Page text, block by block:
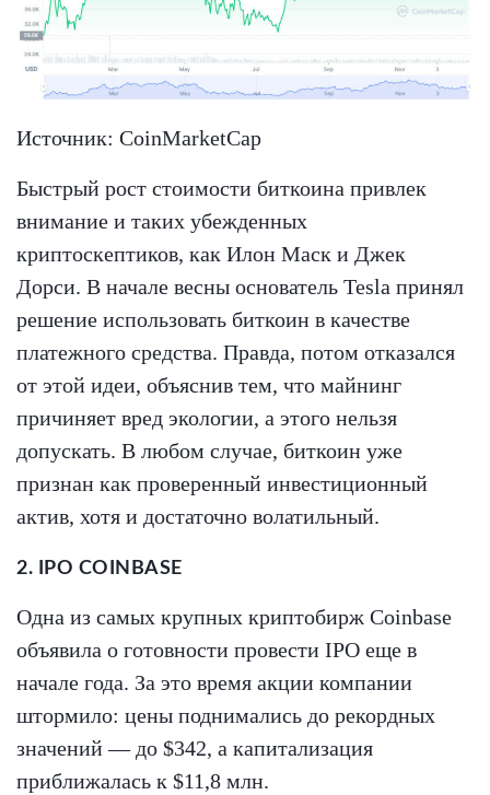
Источник: CoinMarketCap
Быстрый рост стоимости биткоина привлек
внимание и таких убежденных
криптоскептиков, как Илон Маск и Джек
Дорси. В начале весны основатель Tesla принял
решение использовать биткоин в качестве
платежного средства. Правда, потом отказался
от этой идеи, объяснив тем, что майнинг
причиняет вред экологии, а этого нельзя
допускать. В любом случае, биткоин уже
признан как проверенный инвестиционный
актив, хотя и достаточно волатильный.
2. IPO COINBASE
Одна из самых крупных криптобирж Coinbase
объявила о готовности провести IPO еще в
начале года. За это время акции компании
штормило: цены поднимались до рекордных
значений — до $342, а капитализация
приближалась к $11,8 млн.